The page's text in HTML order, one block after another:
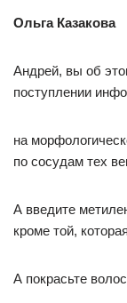
Ольга Казакова
Андрей, вы об
поступлении
на
по сосудам тех
А введите
кроме той,
А покрасьте